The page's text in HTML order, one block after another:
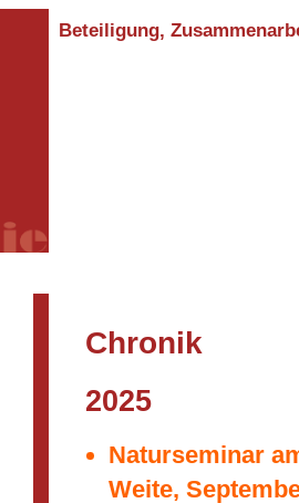
Beteiligung,
Chronik
2025
Naturseminar
Weite,